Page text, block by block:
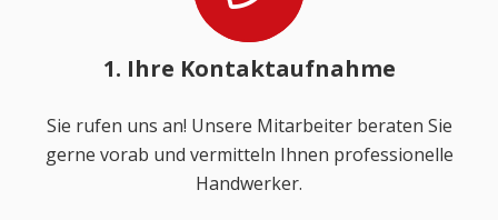
1. Ihre Kontaktaufnahme
Sie rufen uns an! Unsere Mitarbeiter beraten Sie
gerne vorab und vermitteln Ihnen professionelle
Handwerker.